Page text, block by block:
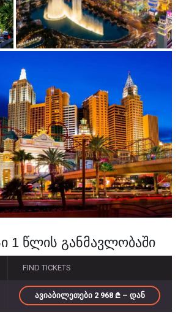
1 წლის განმავლობაში
FIND TICKETS
ᲐᲕᲘᲐᲑᲘᲚᲔᲗᲔᲑᲘ 2 968 – ᲓᲐᲜ